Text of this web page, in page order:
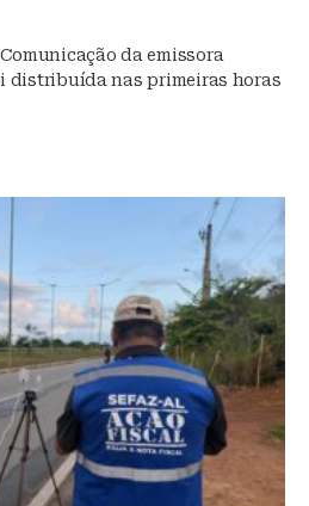
da emissora
distribuída nas primeiras horas